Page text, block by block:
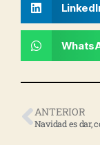
ANTERIOR